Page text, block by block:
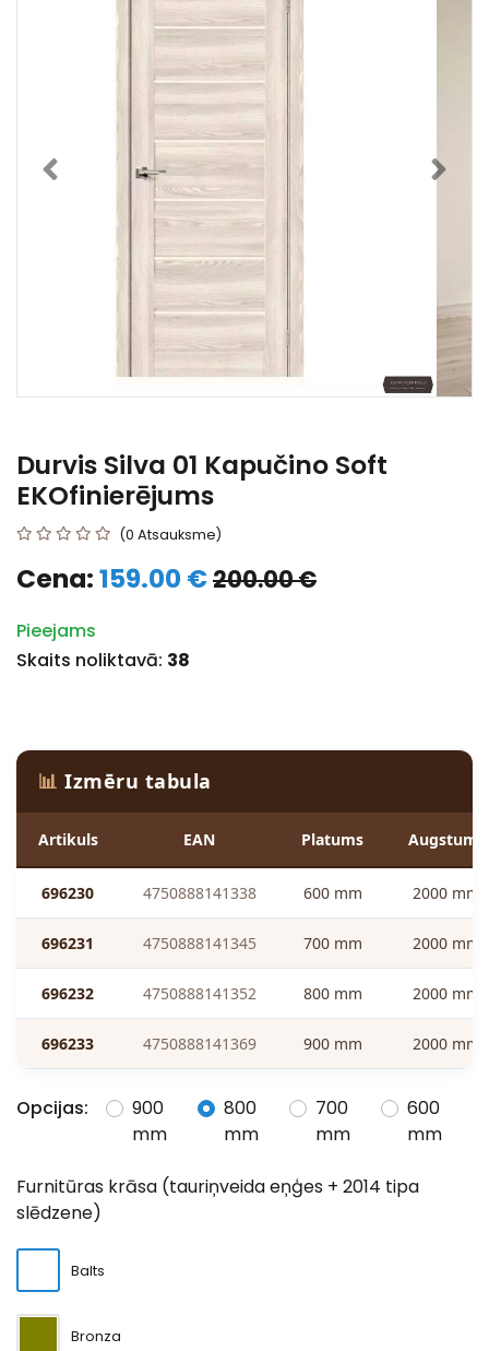
Durvis Silva 01 Kapučino Soft
EKOfinierējums
(0 Atsauksme)
Cena:159.00 €200.00 €
Pieejams
Skaits noliktavā: 38
📊 Izmēru tabula
Artikuls EAN Platums Augstums
696230 4750888141338 600 mm 2000 mm
696231 4750888141345 700 mm 2000 mm
696232 4750888141352 800 mm 2000 mm
696233 4750888141369 900 mm 2000 mm
Opcijas:
900
mm
800
mm
700
mm
600
mm
Furnitūras krāsa (tauriņveida eņģes + 2014 tipa
slēdzene)
Balts
Bronza